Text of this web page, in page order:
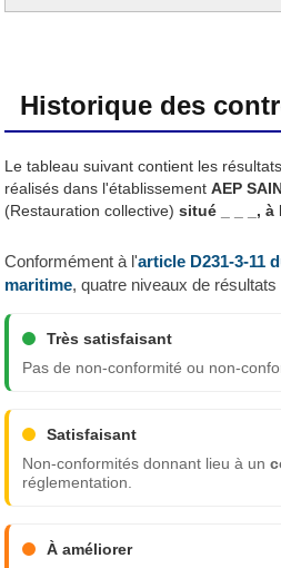
Historique des
Le tableau suivant contient les
réalisés dans l'établissementAEP
(Restauration collective) situé _ _ _, à
Conformément à l'article D231-3-11
maritime, quatre niveaux de
Très satisfaisant
Pas de non-conformité ou non-
Satisfaisant
Non-conformités donnant lieu à un
réglementation.
À améliorer